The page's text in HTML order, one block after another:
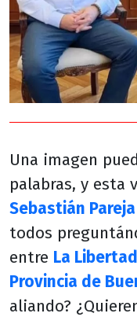
Una imagen
palabras, y esta
Sebastián Pareja
todos
entre La
Provincia de
aliando?